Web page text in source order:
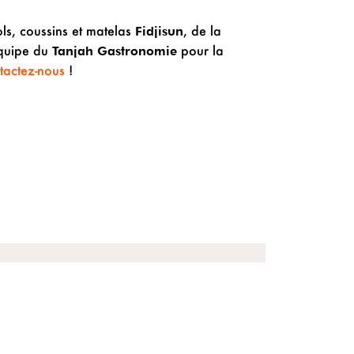
coussins et matelas Fidjisun, de la
du Tanjah Gastronomie pour la
nous !